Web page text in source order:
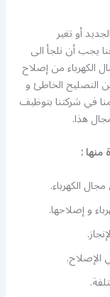
أو تغير
يجب أن نلجأ الى
الكهرباء من إصلاح
التصليح الخاطئ و
في شركتنا بتوظيف
هذا.
منها :
الكهرباء.
و إصلاحها.
الإصلاح.